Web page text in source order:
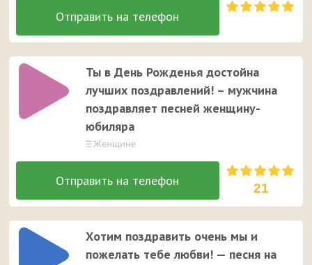
Ты в День Рожденья достойна
лучших поздравлений! – мужчина
поздравляет песней женщину-
юбиляра
21
Хотим поздравить очень мы и
пожелать тебе любви! — песня на